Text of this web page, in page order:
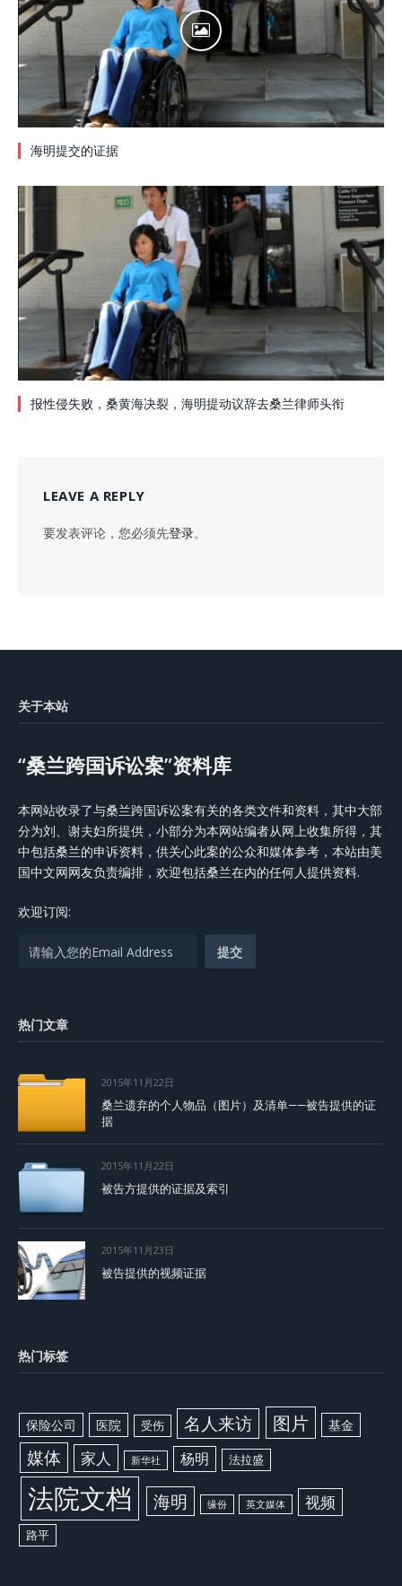
海明提交的证据
报性侵失败，桑黄海决裂，海明提动议辞去桑兰律师头衔
LEAVE A REPLY
要发表评论，您必须先登录。
关于本站
“桑兰跨国诉讼案”资料库
本网站收录了与桑兰跨国诉讼案有关的各类文件和资料，其中大部
分为刘、谢夫妇所提供，小部分为本网站编者从网上收集所得，其
中包括桑兰的申诉资料，供关心此案的公众和媒体参考，本站由美
国中文网网友负责编排，欢迎包括桑兰在内的任何人提供资料.
欢迎订阅:
热门文章
2015年11月22日
桑兰遗弃的个人物品（图片）及清单——被告提供的证
据
2015年11月22日
被告方提供的证据及索引
2015年11月23日
被告提供的视频证据
热门标签
保险公司 医院 受伤 名人来访 图片 基金
媒体 家人 新华社 杨明 法拉盛
法院文档 海明 缘份 英文媒体 视频
路平